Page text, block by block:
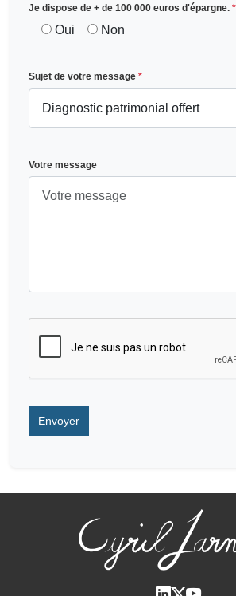
Je dispose de + de 100 000 euros d'épargne. *
Oui Non
Sujet de votre message *
Votre message